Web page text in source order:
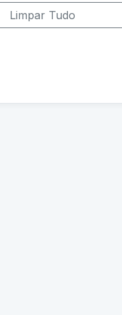
Limpar Tudo